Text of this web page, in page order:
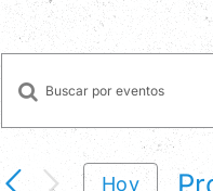
Introduce
clave.
Hoy